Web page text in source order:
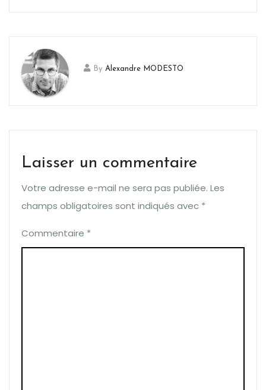
By Alexandre MODESTO
Laisser un commentaire
Votre adresse e-mail ne sera pas publiée. Les
champs obligatoires sont indiqués avec *
Commentaire *